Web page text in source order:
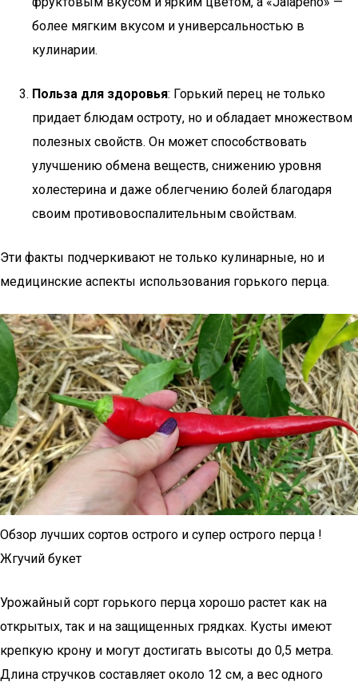
более мягким вкусом и универсальностью в
кулинарии.
Польза для здоровья: Горький перец не только
придает блюдам остроту, но и обладает множеством
полезных свойств. Он может способствовать
улучшению обмена веществ, снижению уровня
холестерина и даже облегчению болей благодаря
своим противовоспалительным свойствам.
Эти факты подчеркивают не только кулинарные, но и
медицинские аспекты использования горького перца.
Обзор лучших сортов острого и супер острого перца !
Жгучий букет
Урожайный сорт горького перца хорошо растет как на
открытых, так и на защищенных грядках. Кусты имеют
крепкую крону и могут достигать высоты до 0,5 метра.
Длина стручков составляет около 12 см, а вес одного